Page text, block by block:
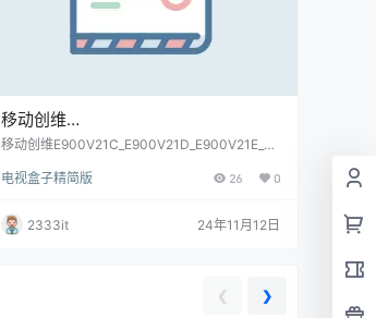
移动创维
E900V21C_E900V21D_E900V21E_M
当贝桌面免拆卡刷固件包(亲测)
移动创维E900V21C_E900V21D_E900V21E_M
免拆卡刷固件包(亲测)
电视盒子精简版 26 0
2333it 24年11月12日
❮ ❯